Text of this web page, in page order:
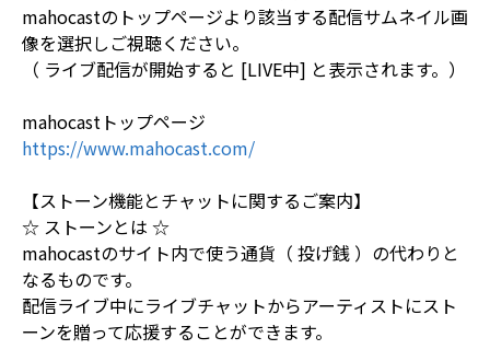
mahocastのトップページより該当する配信サムネイル画
像を選択しご視聴ください。
（ ライブ配信が開始すると [LIVE中] と表示されます。）
mahocastトップページ
https://www.mahocast.com/
【ストーン機能とチャットに関するご案内】
☆ ストーンとは ☆
mahocastのサイト内で使う通貨（ 投げ銭 ）の代わりと
なるものです。
配信ライブ中にライブチャットからアーティストにスト
ーンを贈って応援することができます。